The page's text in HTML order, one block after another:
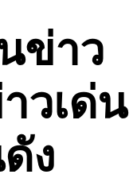
ข่าว
วเด่น
ง